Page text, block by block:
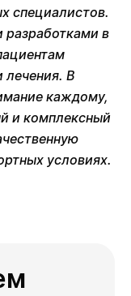
специалистов.
в
лечения. В
каждому,
и комплексный
условиях.